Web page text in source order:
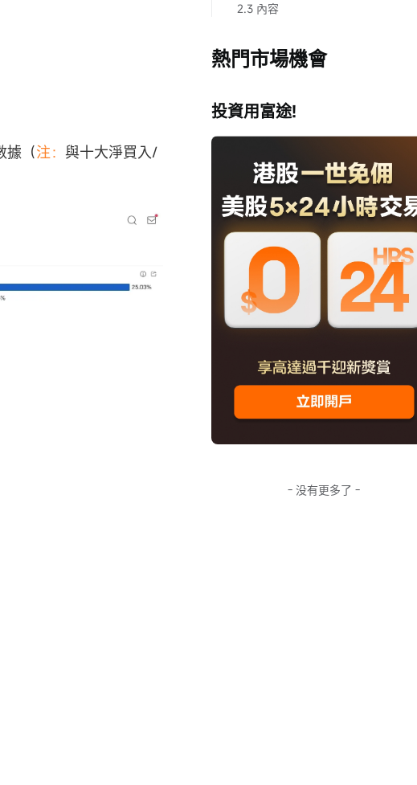
據（注： 與十大淨買入/
2.3 內容
熱門市場機會
投資用富途!
- 没有更多了 -